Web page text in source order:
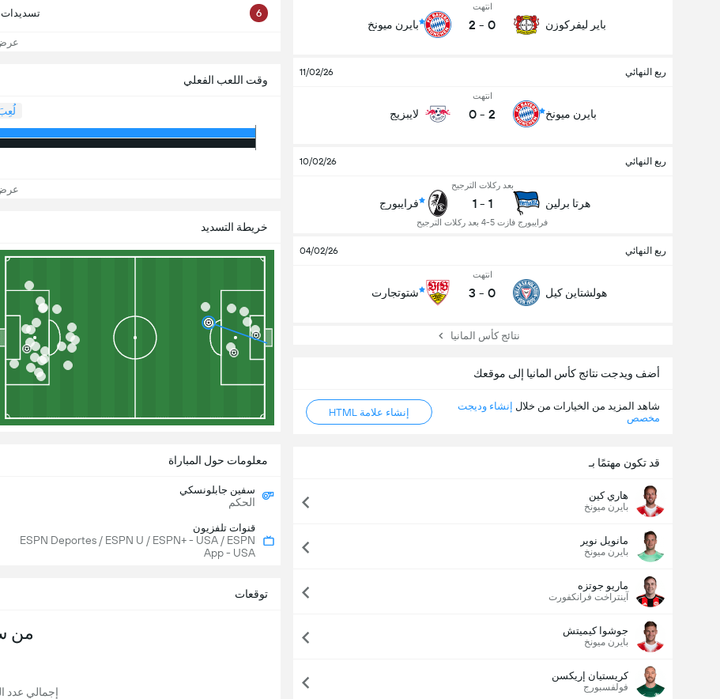
باير ليفركوزن
انتهت
0
-
2 بايرن ميونخ
ربع النهائي 11/02/26
بايرن ميونخ
انتهت
2
-
0 لايبزيج
ربع النهائي 10/02/26
هرتا برلين
بعد ركلات الترجيح
1
-
1
فرايبورج فازت 5-4 بعد ركلات الترجيح
فرايبورج
ربع النهائي 04/02/26
هولشتاين كيل
انتهت
0
-
3 شتوتجارت
نتائج كأس المانيا
أضف ويدجت نتائج كأس المانيا إلى موقعك
شاهد المزيد من الخيارات من خلال إنشاء وديجت
مخصص
إنشاء علامة HTML
قد تكون مهتمًا بـ
هاري كين
بايرن ميونخ
مانويل نوير
بايرن ميونخ
ماريو جوتزه
آينتراخت فرانكفورت
جوشوا كيميتش
بايرن ميونخ
كريستيان إريكسن
فولفسبورج
6
عرض
وقت اللعب الفعلي
لُعِبَ
عرض
خريطة التسديد
معلومات حول المباراة
سفين جابلونسكي
الحكم
قنوات تلفزيون
ESPN Deportes / ESPN U / ESPN+ - USA / ESPN
App - USA
توقعات
من
إجمالي عدد
عدد الاهداف (2.5)